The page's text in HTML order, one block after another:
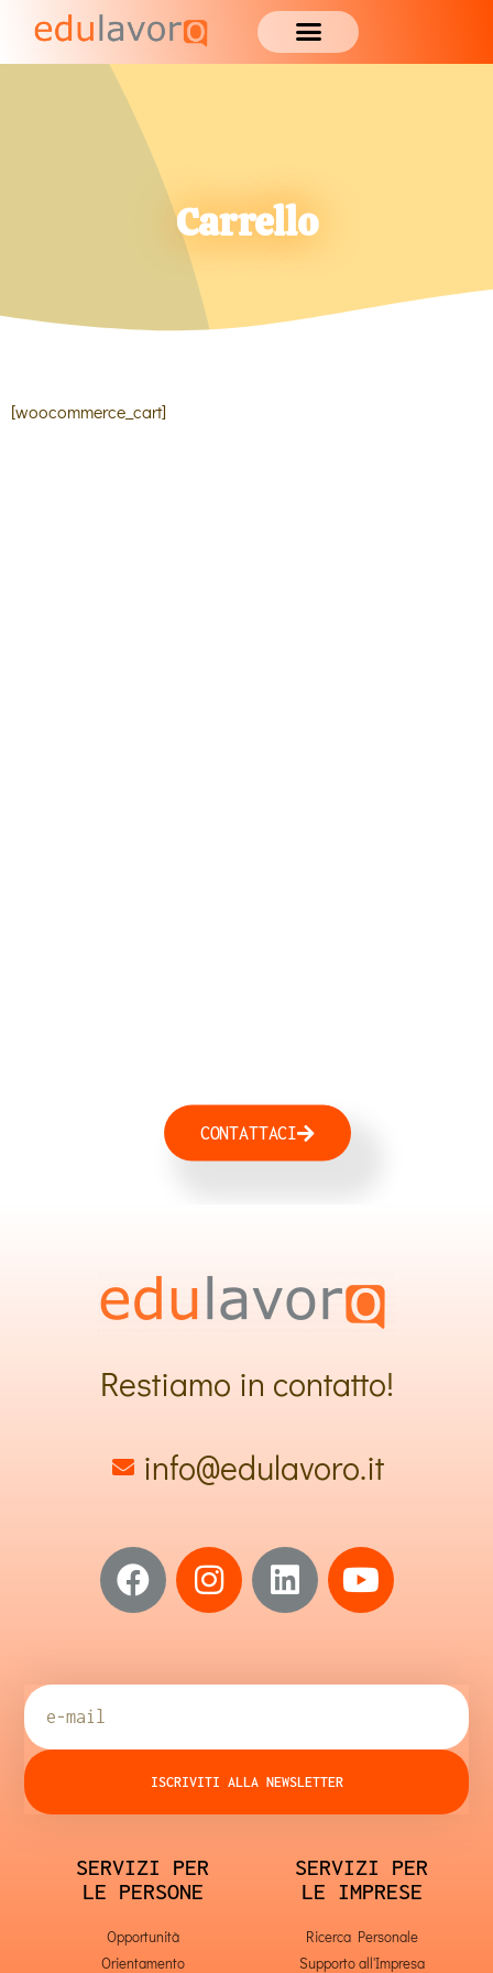
Carrello
[woocommerce_cart]
CONTATTACI
Restiamo in contatto!
info@edulavoro.it
ISCRIVITI ALLA NEWSLETTER
SERVIZI PER
LE PERSONE
Opportunità
Orientamento
SERVIZI PER
LE IMPRESE
Ricerca Personale
Supporto all'Impresa